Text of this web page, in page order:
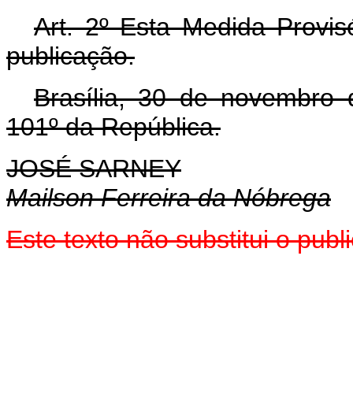
Art. 2º Esta Medida
publicação.
Brasília, 30 de novembro
101º da República.
JOSÉ SARNEY
Mailson Ferreira da Nóbrega
Este texto não substitui o